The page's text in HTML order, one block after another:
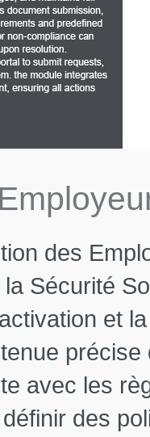
des
la Sécurité
et
avec les
des